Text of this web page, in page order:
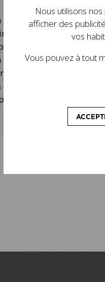
Museoa a mis en place
connaître la vie et le
importance dans
de son
compléter le
des ateliers
la vision du
Nous utilisons
afficher des
vos
Vous pouvez à tout